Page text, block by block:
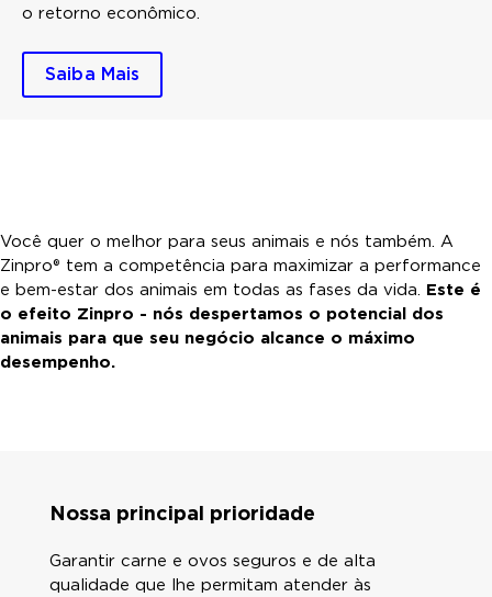
o retorno econômico.
Saiba Mais
Você quer o melhor para seus animais e nós também. A
Zinpro® tem a competência para maximizar a performance
e bem-estar dos animais em todas as fases da vida. Este é
o efeito Zinpro - nós despertamos o potencial dos
animais para que seu negócio alcance o máximo
desempenho.
Nossa principal prioridade
Garantir carne e ovos seguros e de alta
qualidade que lhe permitam atender às